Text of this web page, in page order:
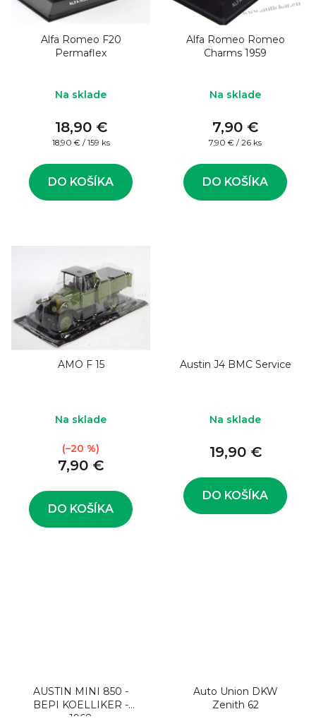
Alfa Romeo F20
Permaflex
Na sklade
18,90 €
Jednotková
18,90 € / 159 ks
DO KOŠÍKA
Alfa Romeo Romeo
Charms 1959
Na sklade
7,90 €
Jednotková
7,90 € / 26 ks
DO KOŠÍKA
AMO F 15
Na sklade
7,90 €
(–20 %)
DO KOŠÍKA
Austin J4 BMC Service
Na sklade
19,90 €
DO KOŠÍKA
AUSTIN MINI 850 -
BEPI KOELLIKER -
1968
Auto Union DKW
Zenith 62